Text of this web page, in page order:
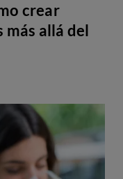
crear
allá del